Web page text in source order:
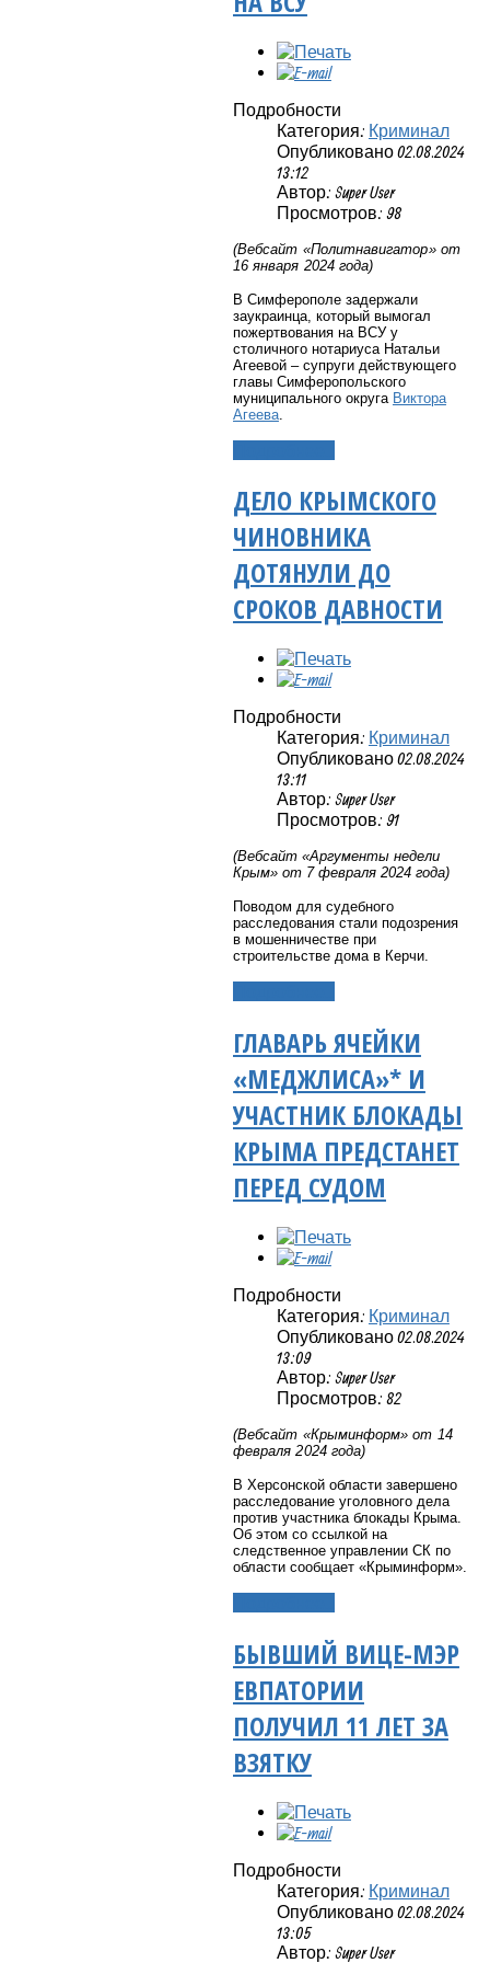
Подробности
Категория: Криминал
Опубликовано 02.08.2024
13:12
Автор: Super User
Просмотров: 98
(Вебсайт «Политнавигатор» от
16 января 2024 года)
В Симферополе задержали
заукраинца, который вымогал
пожертвования на ВСУ у
столичного нотариуса Натальи
Агеевой – супруги действующего
главы Симферопольского
муниципального округа Виктора
Агеева.
ДЕЛО КРЫМСКОГО
ЧИНОВНИКА
ДОТЯНУЛИ ДО
СРОКОВ ДАВНОСТИ
Подробности
Категория: Криминал
Опубликовано 02.08.2024
13:11
Автор: Super User
Просмотров: 91
(Вебсайт «Аргументы недели
Крым» от 7 февраля 2024 года)
Поводом для судебного
расследования стали подозрения
в мошенничестве при
строительстве дома в Керчи.
ГЛАВАРЬ ЯЧЕЙКИ
«МЕДЖЛИСА»* И
УЧАСТНИК БЛОКАДЫ
КРЫМА ПРЕДСТАНЕТ
ПЕРЕД СУДОМ
Подробности
Категория: Криминал
Опубликовано 02.08.2024
13:09
Автор: Super User
Просмотров: 82
(Вебсайт «Крыминформ» от 14
февраля 2024 года)
В Херсонской области завершено
расследование уголовного дела
против участника блокады Крыма.
Об этом со ссылкой на
следственное управлении СК по
области сообщает «Крыминформ».
БЫВШИЙ ВИЦЕ-МЭР
ЕВПАТОРИИ
ПОЛУЧИЛ 11 ЛЕТ ЗА
ВЗЯТКУ
Подробности
Категория: Криминал
Опубликовано 02.08.2024
13:05
Автор: Super User